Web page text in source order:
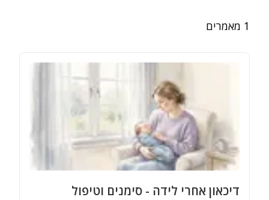
השוואת מחירים
דירוגים
מאגר שמות
מחשבונים
1 מאמרים
דיכאון אחרי לידה - סימנים וטיפול